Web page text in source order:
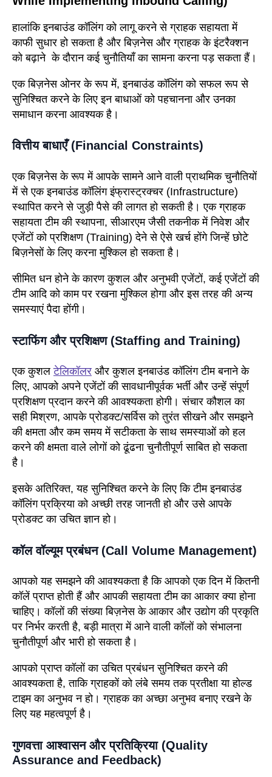
हालांकि इनबाउंड कॉलिंग को लागू करने से ग्राहक सहायता में
काफी सुधार हो सकता है और बिज़नेस और ग्राहक के इंटरैक्शन
को बढ़ाने के दौरान कई चुनौतियाँ का सामना करना पड़ सकता हैं।
एक बिज़नेस ओनर के रूप में, इनबाउंड कॉलिंग को सफल रूप से
सुनिश्चित करने के लिए इन बाधाओं को पहचानना और उनका
समाधान करना आवश्यक है।
वित्तीय बाधाएँ (Financial Constraints)
एक बिज़नेस के रूप में आपके सामने आने वाली प्राथमिक चुनौतियों
में से एक इनबाउंड कॉलिंग इंफ्रास्ट्रक्चर (Infrastructure)
स्थापित करने से जुड़ी पैसे की लागत हो सकती है। एक ग्राहक
सहायता टीम की स्थापना, सीआरएम जैसी तकनीक में निवेश और
एजेंटों को प्रशिक्षण (Training) देने से ऐसे खर्च होंगे जिन्हें छोटे
बिज़नेसों के लिए करना मुश्किल हो सकता है।
सीमित धन होने के कारण कुशल और अनुभवी एजेंटों, कई एजेंटों की
टीम आदि को काम पर रखना मुश्किल होगा और इस तरह की अन्य
समस्याएं पैदा होंगी।
स्टाफिंग और प्रशिक्षण (Staffing and Training)
एक कुशलटेलिकॉलर और कुशल इनबाउंड कॉलिंग टीम बनाने के
लिए, आपको अपने एजेंटों की सावधानीपूर्वक भर्ती और उन्हें संपूर्ण
प्रशिक्षण प्रदान करने की आवश्यकता होगी। संचार कौशल का
सही मिश्रण, आपके प्रोडक्ट/सर्विस को तुरंत सीखने और समझने
की क्षमता और कम समय में सटीकता के साथ समस्याओं को हल
करने की क्षमता वाले लोगों को ढूंढना चुनौतीपूर्ण साबित हो सकता
है।
इसके अतिरिक्त, यह सुनिश्चित करने के लिए कि टीम इनबाउंड
कॉलिंग प्रक्रिया को अच्छी तरह जानती हो और उसे आपके
प्रोडक्ट का उचित ज्ञान हो।
कॉल वॉल्यूम प्रबंधन (Call Volume Management)
आपको यह समझने की आवश्यकता है कि आपको एक दिन में कितनी
कॉलें प्राप्त होती हैं और आपकी सहायता टीम का आकार क्या होना
चाहिए। कॉलों की संख्या बिज़नेस के आकार और उद्योग की प्रकृति
पर निर्भर करती है, बड़ी मात्रा में आने वाली कॉलों को संभालना
चुनौतीपूर्ण और भारी हो सकता है।
आपको प्राप्त कॉलों का उचित प्रबंधन सुनिश्चित करने की
आवश्यकता है, ताकि ग्राहकों को लंबे समय तक प्रतीक्षा या होल्ड
टाइम का अनुभव न हो। ग्राहक का अच्छा अनुभव बनाए रखने के
लिए यह महत्वपूर्ण है।
गुणवत्ता आश्वासन और प्रतिक्रिया (Quality
Assurance and Feedback)